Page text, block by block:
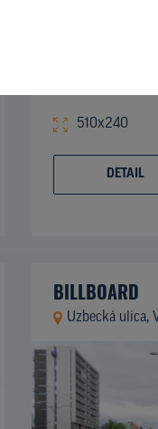
510x240
DETAIL
BILLBOARD
Uzbecká ulica,